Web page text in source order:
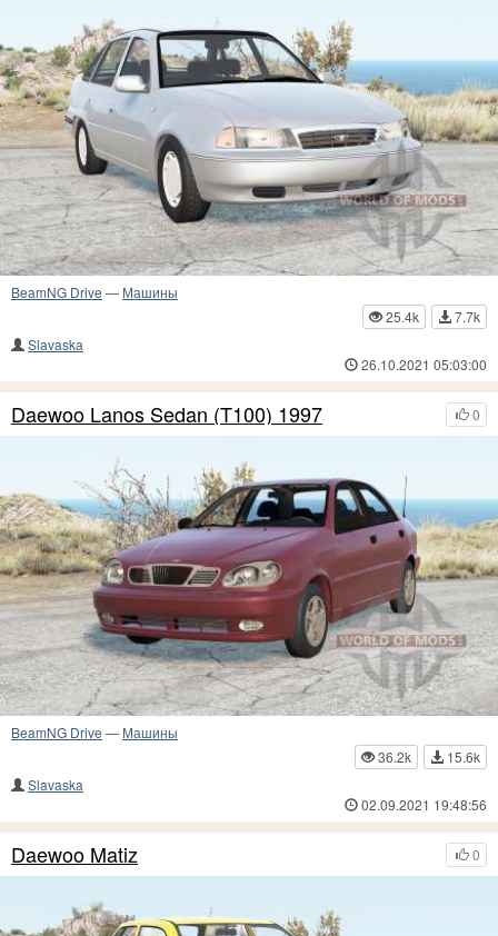
BeamNG Drive — Машины
25.4k
7.7k
Slavaska
26.10.2021 05:03:00
0
Daewoo Lanos Sedan (T100) 1997
BeamNG Drive — Машины
36.2k
15.6k
Slavaska
02.09.2021 19:48:56
0
Daewoo Matiz